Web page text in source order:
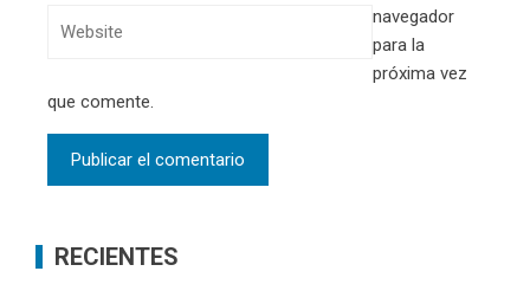
navegador
para la
próxima vez
que comente.
RECIENTES